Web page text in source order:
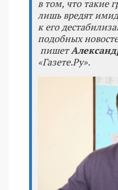
в том, что такие
лишь вредят
к его
подобных
пишет
«Газете.Ру».